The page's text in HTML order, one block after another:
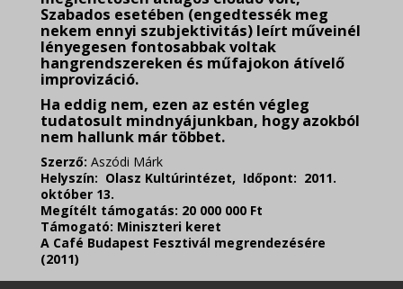
Szabados esetében (engedtessék meg
nekem ennyi szubjektivitás) leírt műveinél
lényegesen fontosabbak voltak
hangrendszereken és műfajokon átívelő
improvizáció.
Ha eddig nem, ezen az estén végleg
tudatosult mindnyájunkban, hogy azokból
nem hallunk már többet.
Szerző: Aszódi Márk
Helyszín: Olasz Kultúrintézet, Időpont: 2011.
október 13.
Megítélt támogatás: 20 000 000 Ft
Támogató: Miniszteri keret
A Café Budapest Fesztivál megrendezésére
(2011)